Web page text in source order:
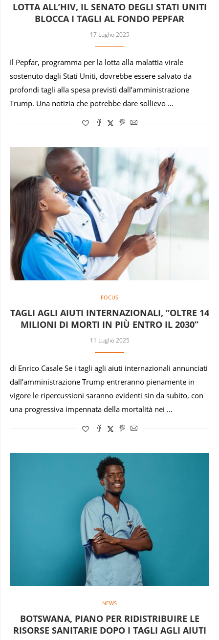
LOTTA ALL’HIV, IL SENATO DEGLI STATI UNITI
BLOCCA I TAGLI AL FONDO PEPFAR
17 Luglio 2025
Il Pepfar, programma per la lotta alla malattia virale
sostenuto dagli Stati Uniti, dovrebbe essere salvato da
profondi tagli alla spesa previsti dall’amministrazione
Trump. Una notizia che potrebbe dare sollievo …
FOCUS
TAGLI AGLI AIUTI INTERNAZIONALI, “OLTRE 14
MILIONI DI MORTI IN PIÙ ENTRO IL 2030”
11 Luglio 2025
di Enrico Casale Se i tagli agli aiuti internazionali annunciati
dall’amministrazione Trump entreranno pienamente in
vigore le ripercussioni saranno evidenti sin da subito, con
una progressiva impennata della mortalità nei …
NEWS
BOTSWANA, PIANO PER RIDISTRIBUIRE LE
RISORSE SANITARIE DOPO I TAGLI AGLI AIUTI